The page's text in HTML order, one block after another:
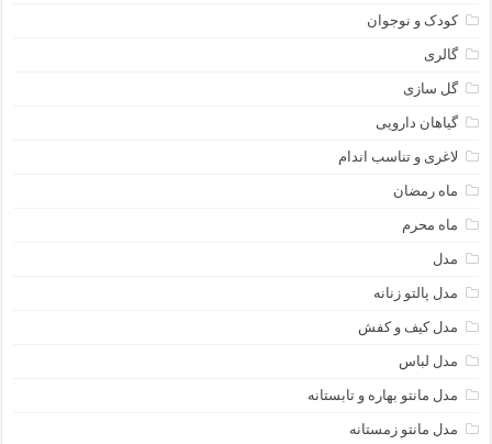
کودک و نوجوان
گالری
گل سازی
گیاهان دارویی
لاغری و تناسب اندام
ماه رمضان
ماه محرم
مدل
مدل پالتو زنانه
مدل کیف و کفش
مدل لباس
مدل مانتو بهاره و تابستانه
مدل مانتو زمستانه